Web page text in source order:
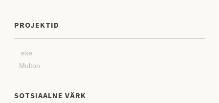
PROJEKTID
.exe
Multon
SOTSIAALNE VÄRK